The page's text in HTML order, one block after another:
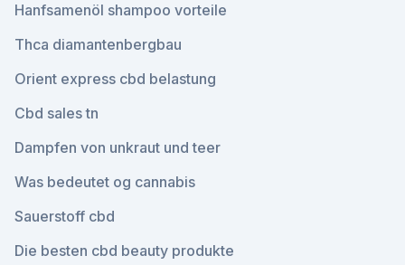
Hanfsamenöl shampoo vorteile
Thca diamantenbergbau
Orient express cbd belastung
Cbd sales tn
Dampfen von unkraut und teer
Was bedeutet og cannabis
Sauerstoff cbd
Die besten cbd beauty produkte